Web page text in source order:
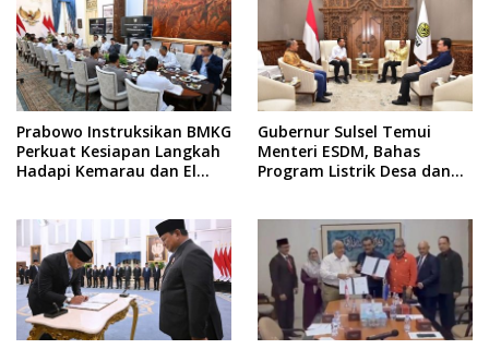
Prabowo Instruksikan BMKG
Perkuat Kesiapan Langkah
Hadapi Kemarau dan El
Gubernur Sulsel Temui
Menteri ESDM, Bahas
Program Listrik Desa dan